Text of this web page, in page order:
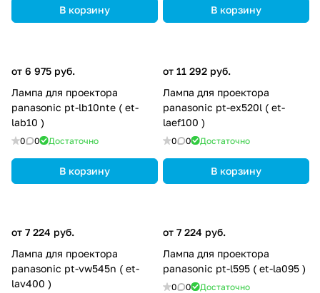
В корзину В корзину
от 6 975 руб.
Лампа для проектора
panasonic pt-lb10nte ( et-
lab10 )
0 0 Достаточно
В корзину
от 11 292 руб.
Лампа для проектора
panasonic pt-ex520l ( et-
laef100 )
0 0 Достаточно
В корзину
от 7 224 руб.
Лампа для проектора
panasonic pt-vw545n ( et-
lav400 )
от 7 224 руб.
Лампа для проектора
panasonic pt-l595 ( et-la095 )
0 0 Достаточно